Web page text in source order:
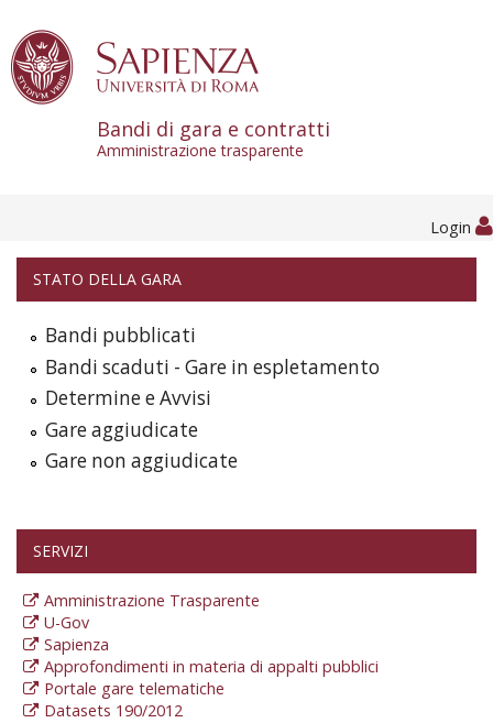
Bandi di gara e contratti
Amministrazione trasparente
Login
STATO DELLA GARA
Bandi pubblicati
Bandi scaduti - Gare in espletamento
Determine e Avvisi
Gare aggiudicate
Gare non aggiudicate
SERVIZI
Amministrazione Trasparente
U-Gov
Sapienza
Approfondimenti in materia di appalti pubblici
Portale gare telematiche
Datasets 190/2012